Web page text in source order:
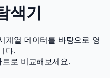
색기
계열 데이터를 바탕으로 영
다.
로 비교해보세요.